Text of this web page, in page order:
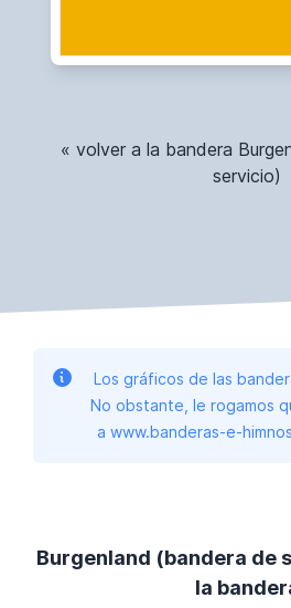
« volver a la bandera
servicio)
Los gráficos de las
No obstante, le rogamos
a www.banderas-e-
Burgenland (bandera de
la